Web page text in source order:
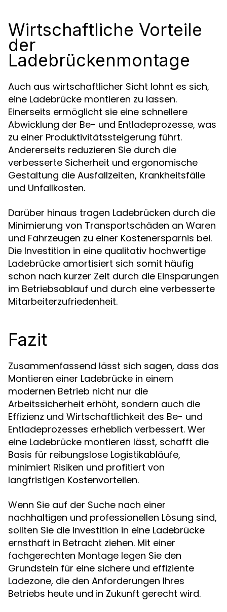
Wirtschaftliche Vorteile
der
Ladebrückenmontage
Auch aus wirtschaftlicher Sicht lohnt es sich,
eine Ladebrücke montieren zu lassen.
Einerseits ermöglicht sie eine schnellere
Abwicklung der Be- und Entladeprozesse, was
zu einer Produktivitätssteigerung führt.
Andererseits reduzieren Sie durch die
verbesserte Sicherheit und ergonomische
Gestaltung die Ausfallzeiten, Krankheitsfälle
und Unfallkosten.
Darüber hinaus tragen Ladebrücken durch die
Minimierung von Transportschäden an Waren
und Fahrzeugen zu einer Kostenersparnis bei.
Die Investition in eine qualitativ hochwertige
Ladebrücke amortisiert sich somit häufig
schon nach kurzer Zeit durch die Einsparungen
im Betriebsablauf und durch eine verbesserte
Mitarbeiterzufriedenheit.
Fazit
Zusammenfassend lässt sich sagen, dass das
Montieren einer Ladebrücke in einem
modernen Betrieb nicht nur die
Arbeitssicherheit erhöht, sondern auch die
Effizienz und Wirtschaftlichkeit des Be- und
Entladeprozesses erheblich verbessert. Wer
eine Ladebrücke montieren lässt, schafft die
Basis für reibungslose Logistikabläufe,
minimiert Risiken und profitiert von
langfristigen Kostenvorteilen.
Wenn Sie auf der Suche nach einer
nachhaltigen und professionellen Lösung sind,
sollten Sie die Investition in eine Ladebrücke
ernsthaft in Betracht ziehen. Mit einer
fachgerechten Montage legen Sie den
Grundstein für eine sichere und effiziente
Ladezone, die den Anforderungen Ihres
Betriebs heute und in Zukunft gerecht wird.